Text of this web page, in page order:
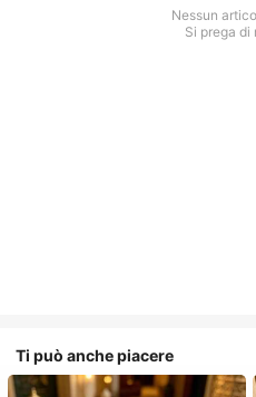
Nessun
Si prega di
Ti può anche piacere